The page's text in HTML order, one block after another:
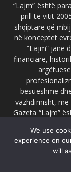
“Lajm” është
prill të vitit
shqiptare që
në konceptet
“Lajm” janë
financiare,
besueshme
vazhdimisht,
Gazeta “Lajm”
faqja zyrtare e
ndër
We use
experience on
will